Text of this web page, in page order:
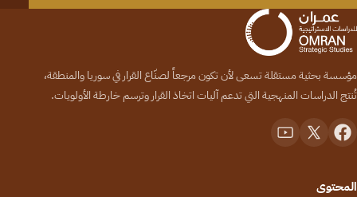
مؤسسة بحثية مستقلة تسعى لأن تكون مرجعاً لصنّاع القرار في سوريا والمنطقة،
تُنتج الدراسات المنهجية التي تدعم آليات اتخاذ القرار وترسم خارطة الأولويات.
المحتوى